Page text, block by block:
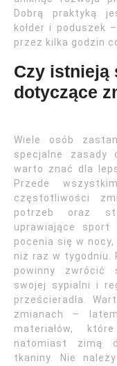
Dobrą praktyką
kołder i poduszek
przez kilka godzin
Czy istnieją
dotyczące
Wiele osób
specjalne zasady
warto znać dla
Przede
częstotliwości
potrzeb oraz
uprawiające
pocenia się w
niż raz w tygodniu.
powinny zwrócić
swojej sypialni i
prześcieradła.
zmianach –
materiałów,
natomiast zimą
tkaniny. Nie